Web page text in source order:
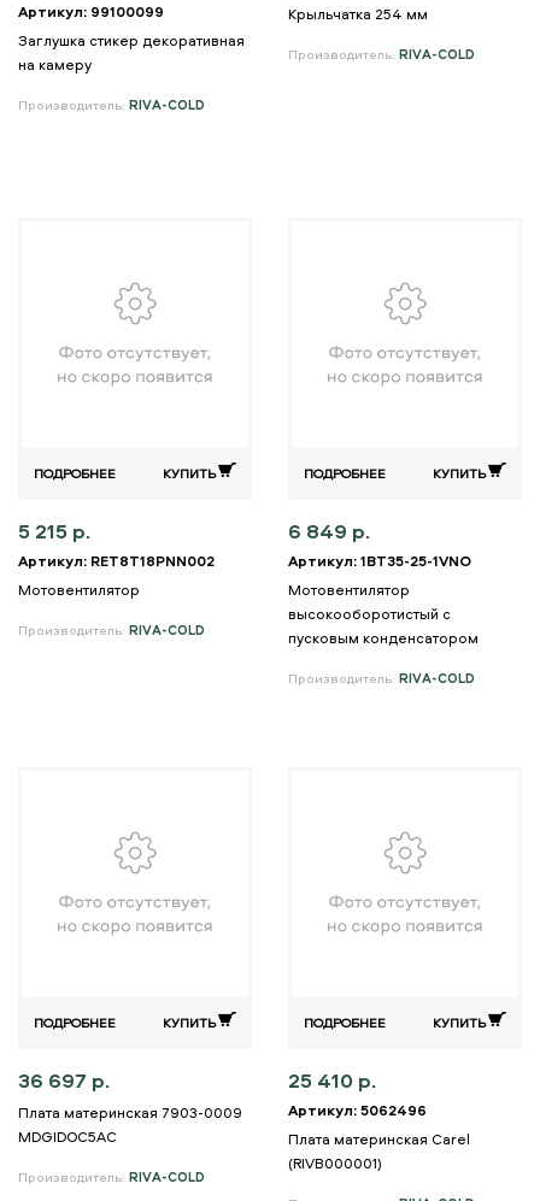
Артикул: 99100099
Заглушка стикер декоративная
на камеру
Производитель: RIVA-COLD
Крыльчатка 254 мм
Производитель: RIVA-COLD
ПОДРОБНЕЕ КУПИТЬ
5 215 р.
Артикул: RET8T18PNN002
Мотовентилятор
Производитель: RIVA-COLD
ПОДРОБНЕЕ КУПИТЬ
6 849 р.
Артикул: 1BT35-25-1VNO
Мотовентилятор
высокооборотистый с
пусковым конденсатором
Производитель: RIVA-COLD
ПОДРОБНЕЕ КУПИТЬ
36 697 р.
Плата материнская 7903-0009
MDGIDOC5AC
Производитель: RIVA-COLD
ПОДРОБНЕЕ КУПИТЬ
25 410 р.
Артикул: 5062496
Плата материнская Carel
(RIVB000001)